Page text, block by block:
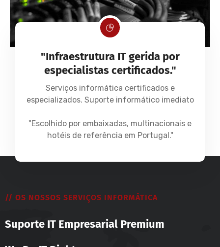
"Infraestrutura IT gerida por
especialistas certificados."
Serviços informática certificados e
especializados. Suporte informático imediato
"Escolhido por embaixadas, multinacionais e
hotéis de referência em Portugal."
// OS NOSSOS SERVIÇOS INFORMÁTICA
Suporte IT Empresarial Premium